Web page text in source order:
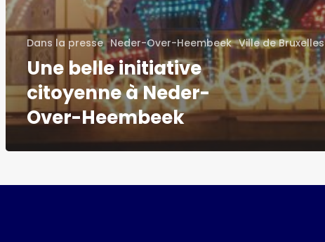
Dans la presse Neder-Over-Heembeek Ville de Bruxelles
Une belle initiative
citoyenne à Neder-
Over-Heembeek